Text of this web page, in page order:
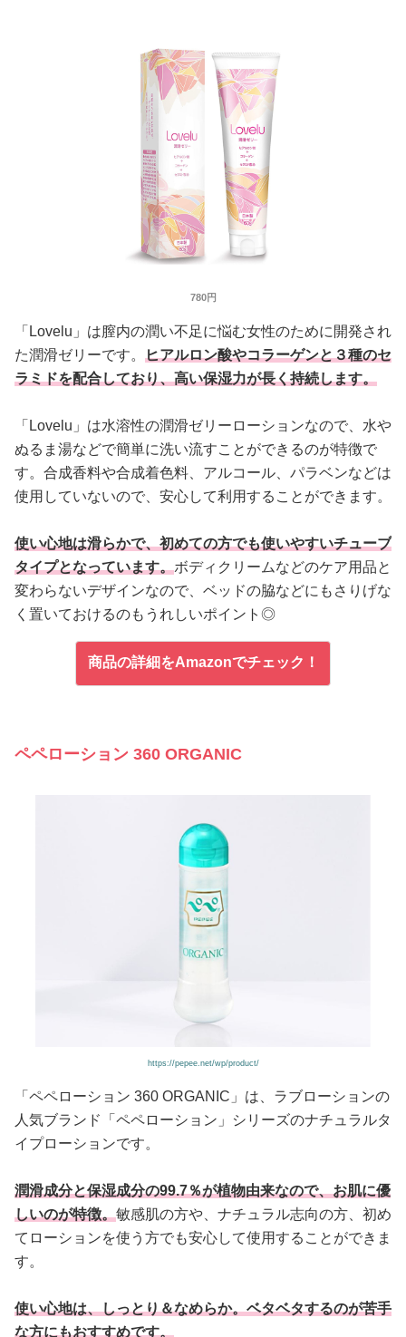
780円
「Lovelu」は膣内の潤い不足に悩む女性のために開発され
た潤滑ゼリーです。 ヒアルロン酸やコラーゲンと３種のセ
ラミドを配合しており、高い保湿力が長く持続します。
「Lovelu」は水溶性の潤滑ゼリーローションなので、水や
ぬるま湯などで簡単に洗い流すことができるのが特徴で
す。合成香料や合成着色料、アルコール、パラベンなどは
使用していないので、安心して利用することができます。
使い心地は滑らかで、初めての方でも使いやすいチューブ
タイプとなっています。ボディクリームなどのケア用品と
変わらないデザインなので、ベッドの脇などにもさりげな
く置いておけるのもうれしいポイント◎
商品の詳細をAmazonでチェック！
ペペローション 360 ORGANIC
https://pepee.net/wp/product/
「ペペローション 360 ORGANIC」は、ラブローションの
人気ブランド「ペペローション」シリーズのナチュラルタ
イプローションです。
潤滑成分と保湿成分の99.7％が植物由来なので、お肌に優
しいのが特徴。敏感肌の方や、ナチュラル志向の方、初め
てローションを使う方でも安心して使用することができま
す。
使い心地は、しっとり＆なめらか。ベタベタするのが苦手
な方にもおすすめです。